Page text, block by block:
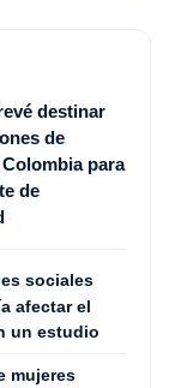
destinar
de
para
de
sociales
afectar el
un estudio
mujeres